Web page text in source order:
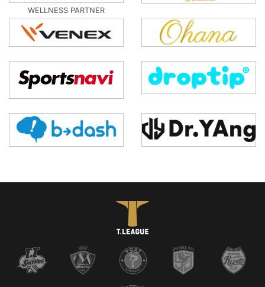
WELLNESS PARTNER